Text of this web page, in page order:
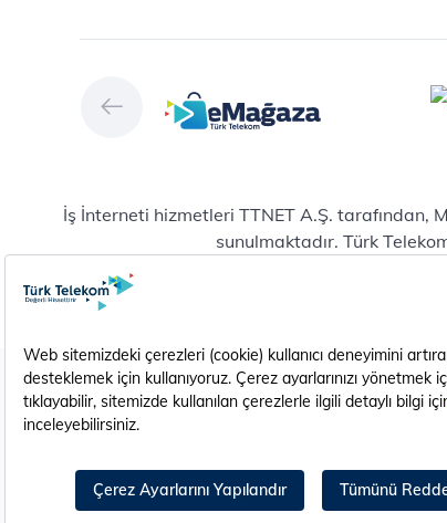
Hizmet Kalitesi Raporları
Vizyon & Değerlerimiz
İş İnterneti hizmetleri TTNET A.Ş. tarafından,
sunulmaktadır. Türk
Yeni abonelik ve numara taşıma
Karanlık Modda Görüntüle EN
Gizlilik - Güvenlik ve KVKK Çerez Ayarları